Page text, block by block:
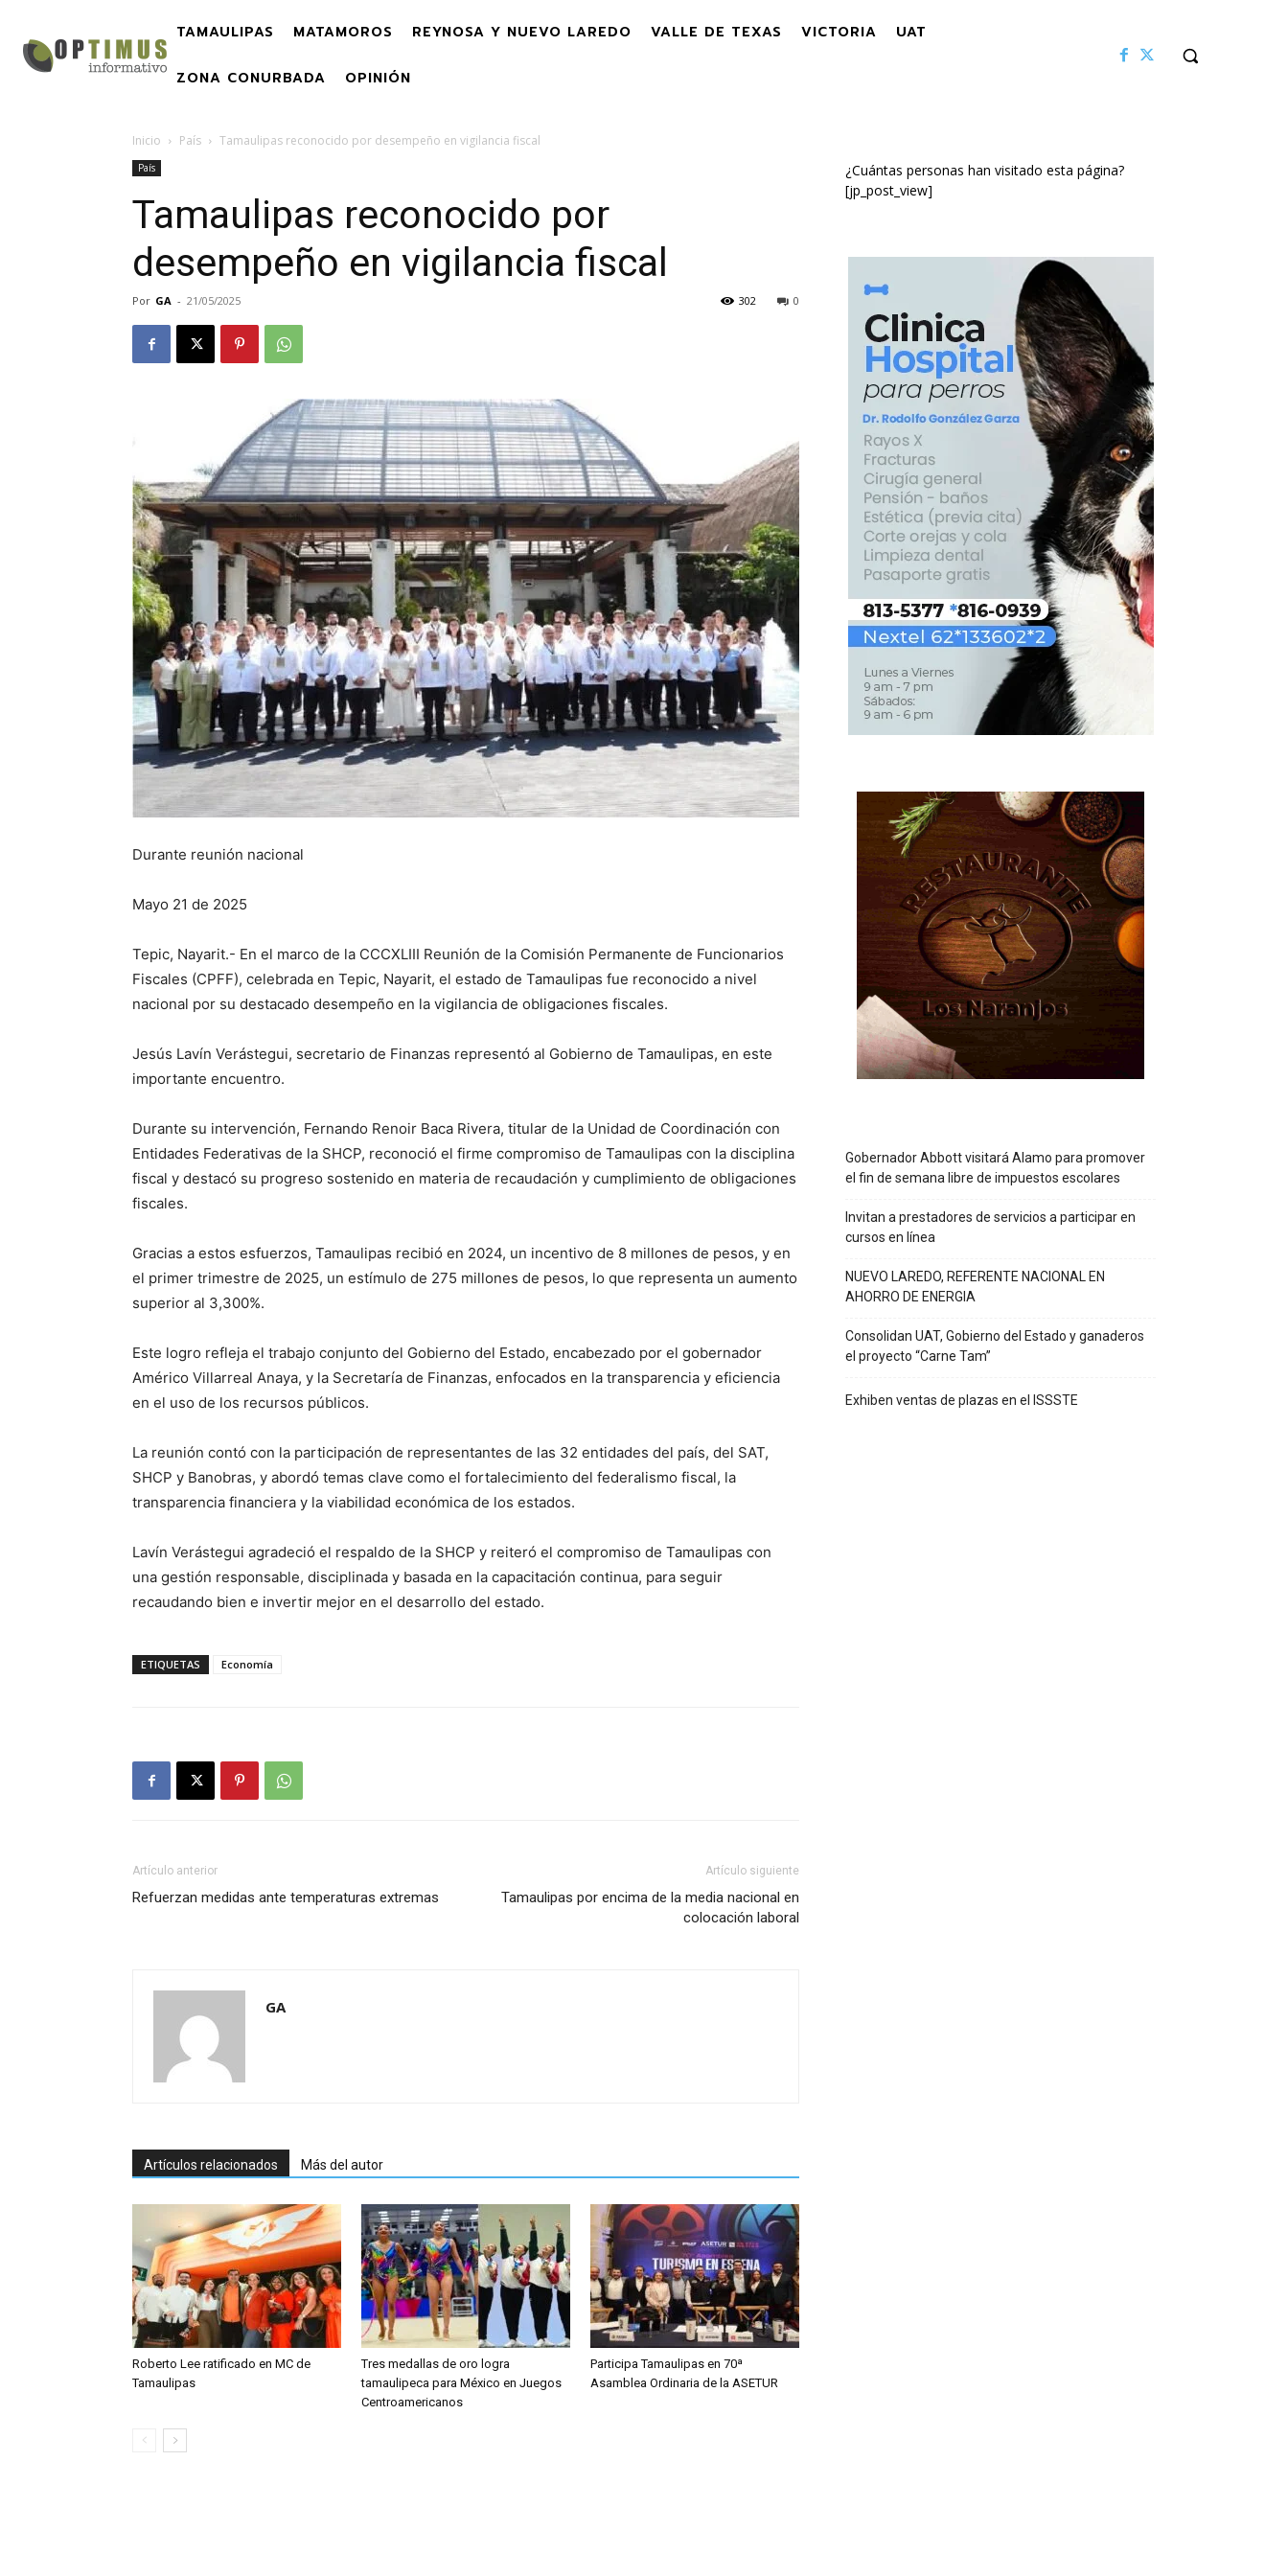
TAMAULIPAS MATAMOROS REYNOSA Y NUEVO LAREDO VALLE DE TEXAS VICTORIA UAT
ZONA CONURBADA OPINIÓN
Inicio País Tamaulipas reconocido por desempeño en vigilancia fiscal
País
Tamaulipas reconocido por
desempeño en vigilancia fiscal
Por GA - 21/05/2025 0
302
Durante reunión nacional
Mayo 21 de 2025
Tepic, Nayarit.- En el marco de la CCCXLIII Reunión de la Comisión Permanente de Funcionarios
Fiscales (CPFF), celebrada en Tepic, Nayarit, el estado de Tamaulipas fue reconocido a nivel
nacional por su destacado desempeño en la vigilancia de obligaciones fiscales.
Jesús Lavín Verástegui, secretario de Finanzas representó al Gobierno de Tamaulipas, en este
importante encuentro.
Durante su intervención, Fernando Renoir Baca Rivera, titular de la Unidad de Coordinación con
Entidades Federativas de la SHCP, reconoció el firme compromiso de Tamaulipas con la disciplina
fiscal y destacó su progreso sostenido en materia de recaudación y cumplimiento de obligaciones
fiscales.
Gracias a estos esfuerzos, Tamaulipas recibió en 2024, un incentivo de 8 millones de pesos, y en
el primer trimestre de 2025, un estímulo de 275 millones de pesos, lo que representa un aumento
superior al 3,300%.
Este logro refleja el trabajo conjunto del Gobierno del Estado, encabezado por el gobernador
Américo Villarreal Anaya, y la Secretaría de Finanzas, enfocados en la transparencia y eficiencia
en el uso de los recursos públicos.
La reunión contó con la participación de representantes de las 32 entidades del país, del SAT,
SHCP y Banobras, y abordó temas clave como el fortalecimiento del federalismo fiscal, la
transparencia financiera y la viabilidad económica de los estados.
Lavín Verástegui agradeció el respaldo de la SHCP y reiteró el compromiso de Tamaulipas con
una gestión responsable, disciplinada y basada en la capacitación continua, para seguir
recaudando bien e invertir mejor en el desarrollo del estado.
ETIQUETAS Economía
Artículo anterior
Refuerzan medidas ante temperaturas extremas
Artículo siguiente
Tamaulipas por encima de la media nacional en
colocación laboral
GA
Artículos relacionados Más del autor
Roberto Lee ratificado en MC de
Tamaulipas
Tres medallas de oro logra
tamaulipeca para México en Juegos
Centroamericanos
Participa Tamaulipas en 70ª
Asamblea Ordinaria de la ASETUR
¿Cuántas personas han visitado esta página?
[jp_post_view]
Gobernador Abbott visitará Alamo para promover
el fin de semana libre de impuestos escolares
Invitan a prestadores de servicios a participar en
cursos en línea
NUEVO LAREDO, REFERENTE NACIONAL EN
AHORRO DE ENERGIA
Consolidan UAT, Gobierno del Estado y ganaderos
el proyecto “Carne Tam”
Exhiben ventas de plazas en el ISSSTE